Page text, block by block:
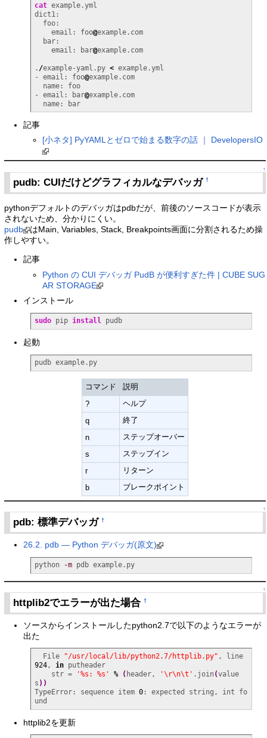
cat example.yml
dict1:
    email: foo
@example.com
    email: bar
@example.com
. /example-yaml.py < example.yml
- email: foo@example.com
- email: bar@example.com
  name: bar
記事
[小ネタ] PyYAMLとゼロで始まる数字の話 ｜ DevelopersIO
↑
pudb: CUIだけどグラフィカルなデバッガ†
pythonデフォルトのデバッガはpdbだが、前後のソースコードが表示
されないため、分かりにくい。
pudb
はMain, Variables, Stack, Breakpoints画面に分割されるため操
作しやすい。
記事
Python の CUI デバッガ PudB が便利すぎた件 | CUBE SUG
AR STORAGE
インストール
sudo pip install pudb
起動
pudb example.py
コマンド
説明
?
ヘルプ
q
終了
n
ステップオーバー
s
ステップイン
r
リターン
b
ブレークポイント
↑
pdb: 標準デバッガ†
26.2. pdb — Python デバッガ(原文)
python -m pdb example.py
↑
httplib2でエラーが出た場合†
ソースからインストールしたpython2.7で以下のようなエラーが
出た
  File
"/usr/local/lib/python2.7/httplib.py"
, line
924, in putheader
    str =
'%s: %s' % ( header, '\r\n\t' .join(value
s ) )
TypeError: sequence item 0: expected string, int fo
und
httplib2を更新